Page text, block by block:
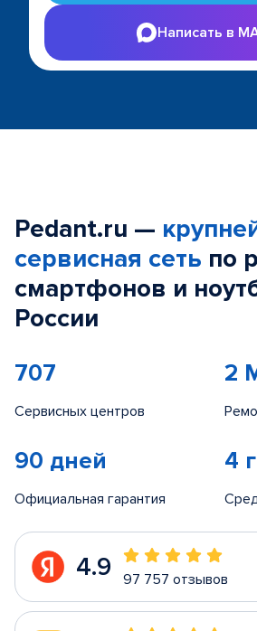
Написать в
Pedant.ru —
сервисная сеть по
смартфонов и
России
707
Сервисных центров
2
90 дней
Официальная гарантия
4
4.9 97 757 отзывов